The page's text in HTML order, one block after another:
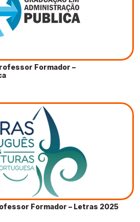
Formador –
Formador – Letras 2025